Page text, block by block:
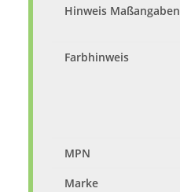
Hinweis Maßangaben
Farbhinweis
MPN
Marke